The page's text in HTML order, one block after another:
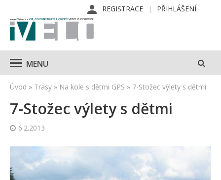
REGISTRACE PŘIHLÁŠENÍ
MENU
Úvod » Trasy » Na kole s dětmi GPS » 7-Stožec výlety s dětmi
7-Stožec výlety s dětmi
6.2.2013